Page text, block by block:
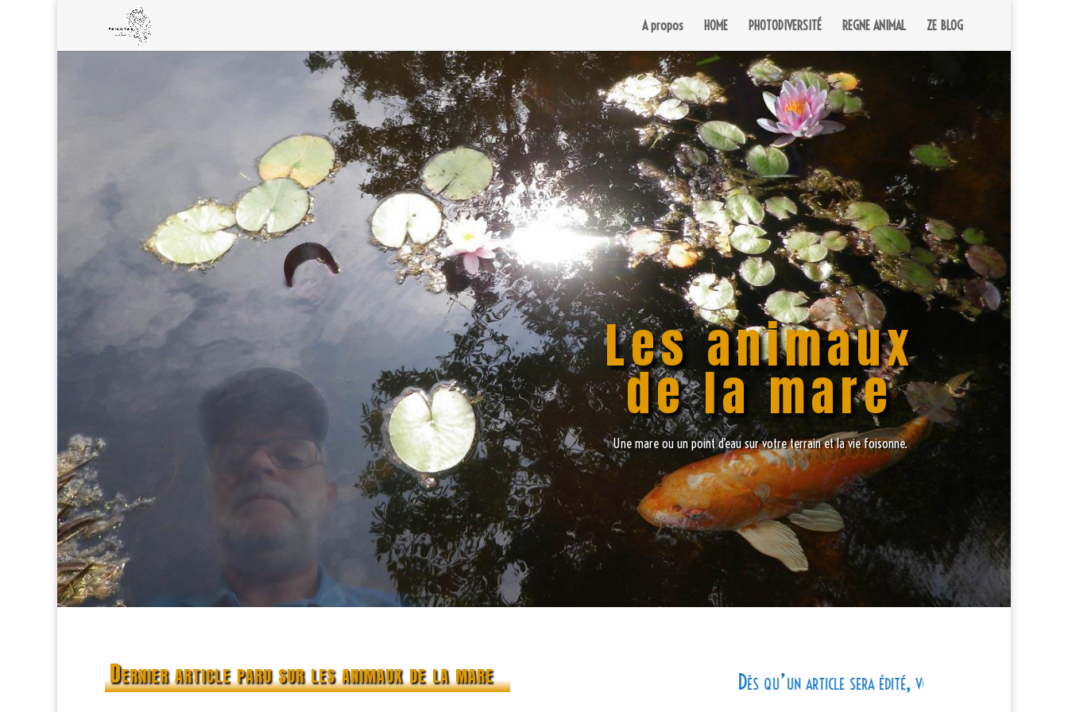
A propos HOME PHOTODIVERSITÉ REGNE ANIMAL ZE BLOG
Les animaux
de la mare
Une mare ou un point d’eau sur votre terrain et la vie foisonne.
Dernier article paru sur les animaux de la mare Dès qu’un article sera édité, vous le retrouverez sur cette page.